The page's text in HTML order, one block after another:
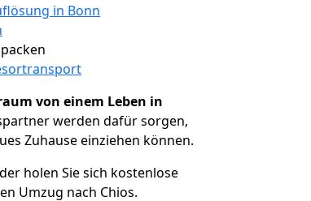
in Bonn
von einem Leben in
werden dafür sorgen,
Zuhause einziehen können.
holen Sie sich kostenlose
Umzug nach Chios.